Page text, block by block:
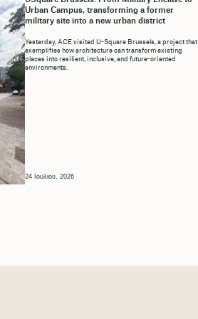
Urban Campus, transforming a former
military site into a new urban district
Yesterday, ACE visited U-Square Brussels, a project that
exemplifies how architecture can transform existing
places into resilient, inclusive, and future-oriented
environments.
24 Ιουλίου, 2026